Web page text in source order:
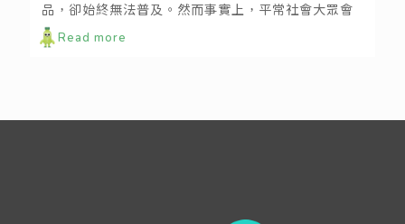
品，卻始終無法普及。然而事實上，平常社會大眾會
用到的衛生紙、紙箱紙板，甚至是筆記本，都有可能
是由再生紙做成的。
Read more